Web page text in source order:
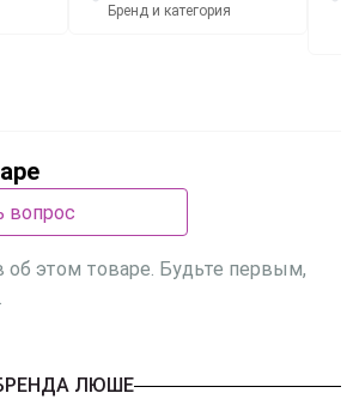
Бренд и категория
вопрос
об этом товаре. Будьте первым,
ЛЮШЕ